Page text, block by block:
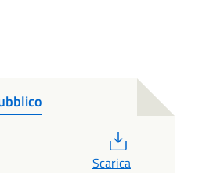
Scarica